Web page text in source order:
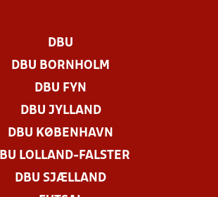
DBU
DBU BORNHOLM
DBU FYN
DBU JYLLAND
DBU KØBENHAVN
LOLLAND-FALSTER
DBU SJÆLLAND